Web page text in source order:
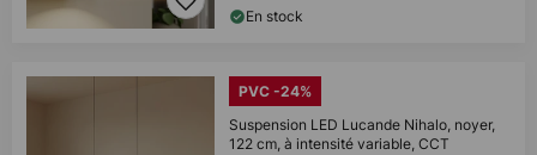
En stock
PVC -24%
Suspension LED Lucande Nihalo, noyer,
122 cm, à intensité variable, CCT